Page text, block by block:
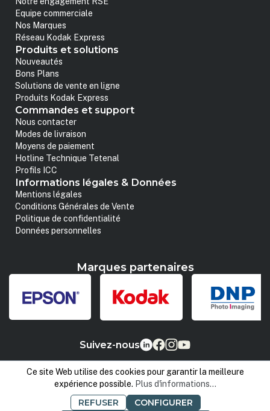
Equipe commerciale
Nos Marques
Réseau Kodak Express
Produits et solutions
Nouveautés
Bons Plans
Solutions de vente en ligne
Produits Kodak Express
Commandes et support
Nous contacter
Modes de livraison
Moyens de paiement
Hotline Technique Tetenal
Profils ICC
Informations légales & Données
Mentions légales
Conditions Générales de Vente
Politique de confidentialité
Données personnelles
Marques partenaires
Suivez-nous
Ce site Web utilise des cookies pour garantir la meilleure
expérience possible. Plus d'informations...
REFUSER CONFIGURER